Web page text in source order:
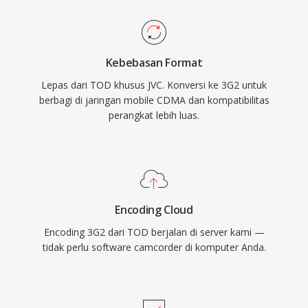
relevan bagi pemilik kamera video JVC Everio
HD yang perlu mengakses, mengedit, atau
mengonversi rekaman mereka menggunakan
kompatibilitas yang hampir universal dengan
perangkat CDMA era pertengahan 2000-an,
memastikan pemutaran yang andal di berbagai
perangkat seluler. Meskipun format yang lebih
baru seperti MP4 telah menggantikan 3G2
untuk sebagian besar keperluan, format ini
minimal menjadi perhatian utama.
Kebebasan Format
Lepas dari TOD khusus JVC. Konversi ke 3G2 untuk
berbagi di jaringan mobile CDMA dan kompatibilitas
perangkat lebih luas.
Encoding Cloud
Encoding 3G2 dari TOD berjalan di server kami —
tidak perlu software camcorder di komputer Anda.